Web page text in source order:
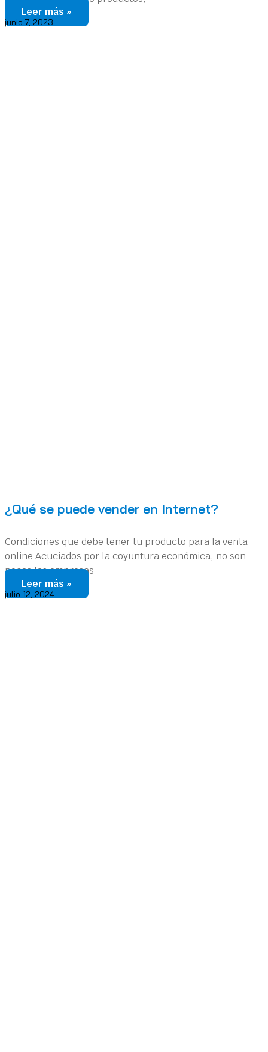
Leer más »
junio 7, 2023
¿Qué se puede vender en Internet?
Condiciones que debe tener tu producto para la venta
online Acuciados por la coyuntura económica, no son
pocas las empresas
Leer más »
julio 12, 2024